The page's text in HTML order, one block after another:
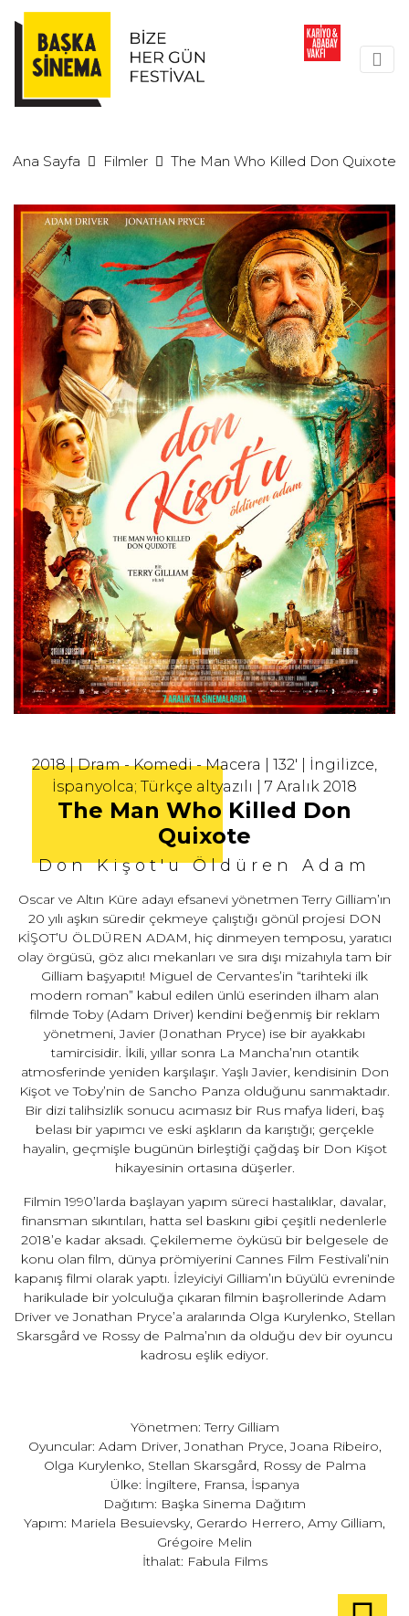
Ana Sayfa Filmler The Man Who Killed Don Quixote
2018 | Dram - Komedi - Macera | 132' | İngilizce,
İspanyolca; Türkçe altyazılı | 7 Aralık 2018
The Man Who Killed Don
Quixote
Don Kişot'u Öldüren Adam
Oscar ve Altın Küre adayı efsanevi yönetmen Terry Gilliam’ın
20 yılı aşkın süredir çekmeye çalıştığı gönül projesi DON
KİŞOT’U ÖLDÜREN ADAM, hiç dinmeyen temposu, yaratıcı
olay örgüsü, göz alıcı mekanları ve sıra dışı mizahıyla tam bir
Gilliam başyapıtı! Miguel de Cervantes’in “tarihteki ilk
modern roman” kabul edilen ünlü eserinden ilham alan
filmde Toby (Adam Driver) kendini beğenmiş bir reklam
yönetmeni, Javier (Jonathan Pryce) ise bir ayakkabı
tamircisidir. İkili, yıllar sonra La Mancha’nın otantik
atmosferinde yeniden karşılaşır. Yaşlı Javier, kendisinin Don
Kişot ve Toby’nin de Sancho Panza olduğunu sanmaktadır.
Bir dizi talihsizlik sonucu acımasız bir Rus mafya lideri, baş
belası bir yapımcı ve eski aşkların da karıştığı; gerçekle
hayalin, geçmişle bugünün birleştiği çağdaş bir Don Kişot
hikayesinin ortasına düşerler.
Filmin 1990’larda başlayan yapım süreci hastalıklar, davalar,
finansman sıkıntıları, hatta sel baskını gibi çeşitli nedenlerle
2018’e kadar aksadı. Çekilememe öyküsü bir belgesele de
konu olan film, dünya prömiyerini Cannes Film Festivali’nin
kapanış filmi olarak yaptı. İzleyiciyi Gilliam’ın büyülü evreninde
harikulade bir yolculuğa çıkaran filmin başrollerinde Adam
Driver ve Jonathan Pryce’a aralarında Olga Kurylenko, Stellan
Skarsgård ve Rossy de Palma’nın da olduğu dev bir oyuncu
kadrosu eşlik ediyor.
Yönetmen: Terry Gilliam
Oyuncular: Adam Driver, Jonathan Pryce, Joana Ribeiro,
Olga Kurylenko, Stellan Skarsgård, Rossy de Palma
Ülke: İngiltere, Fransa, İspanya
Dağıtım: Başka Sinema Dağıtım
Yapım: Mariela Besuievsky, Gerardo Herrero, Amy Gilliam,
Grégoire Melin
İthalat: Fabula Films